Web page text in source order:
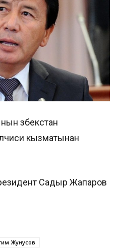
Өзбекстан
кызматынан
Садыр Жапаров
Жунусов